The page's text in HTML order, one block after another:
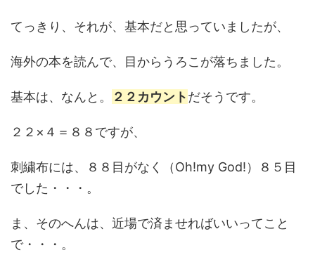
てっきり、それが、基本だと思っていましたが、
海外の本を読んで、目からうろこが落ちました。
基本は、なんと。 ２２カウントだそうです。
２２×４＝８８ですが、
刺繍布には、８８目がなく（Oh!my God!）８５目
でした・・・。
ま、そのへんは、近場で済ませればいいってこと
で・・・。